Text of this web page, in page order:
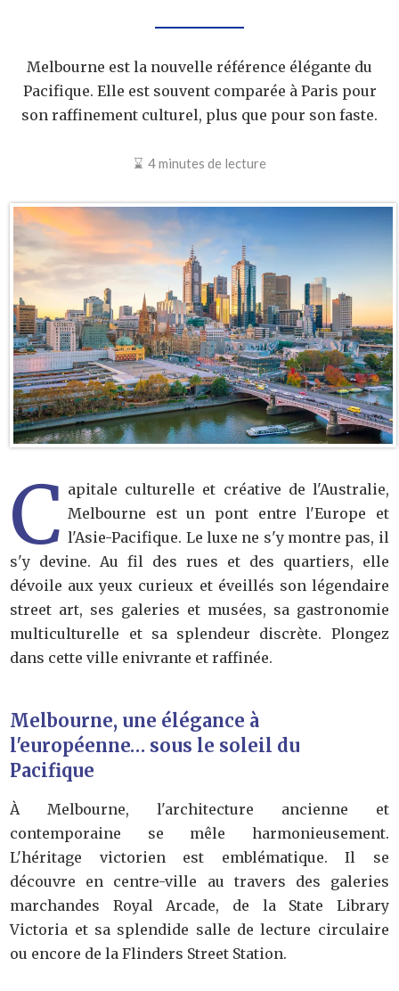
Melbourne est la nouvelle référence élégante du
Pacifique. Elle est souvent comparée à Paris pour
son raffinement culturel, plus que pour son faste.
4 minutes de lecture
C apitale culturelle et créative de l'Australie,
Melbourne est un pont entre l'Europe et
l'Asie-Pacifique. Le luxe ne s'y montre pas, il
s'y devine. Au fil des rues et des quartiers, elle
dévoile aux yeux curieux et éveillés son légendaire
street art, ses galeries et musées, sa gastronomie
multiculturelle et sa splendeur discrète. Plongez
dans cette ville enivrante et raffinée.
Melbourne, une élégance à
l'européenne… sous le soleil du
Pacifique
À Melbourne, l'architecture ancienne et
contemporaine se mêle harmonieusement.
L'héritage victorien est emblématique. Il se
découvre en centre-ville au travers des galeries
marchandes Royal Arcade, de la State Library
Victoria et sa splendide salle de lecture circulaire
ou encore de la Flinders Street Station.